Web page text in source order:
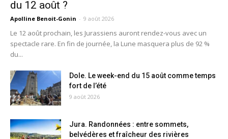
du 12 août ?
Apolline Benoit-Gonin - 9 août 2026
Le 12 août prochain, les Jurassiens auront rendez-vous avec un
spectacle rare. En fin de journée, la Lune masquera plus de 92 %
du...
Dole. Le week-end du 15 août comme temps
fort de l’été
9 août 2026
Jura. Randonnées : entre sommets,
belvédères et fraîcheur des rivières